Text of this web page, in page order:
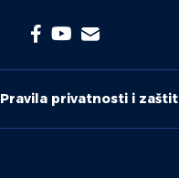
Pravila privatnosti i